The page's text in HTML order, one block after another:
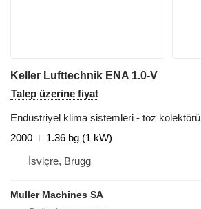
Keller Lufttechnik ENA 1.0-V
Talep üzerine fiyat
Endüstriyel klima sistemleri - toz kolektörü
2000
1.36 bg (1 kW)
İsviçre, Brugg
Muller Machines SA